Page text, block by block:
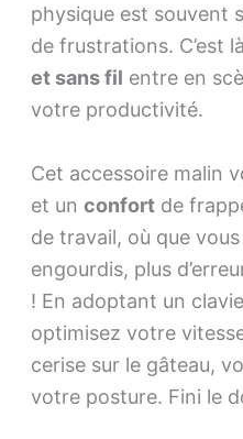
physique est souvent
de frustrations. C’est
et sans fil entre en
votre productivité.
Cet accessoire malin
et un confortde
de travail, où que
engourdis, plus
! En adoptant un
optimisez votre
cerise sur le gâteau,
votre posture. Fini le